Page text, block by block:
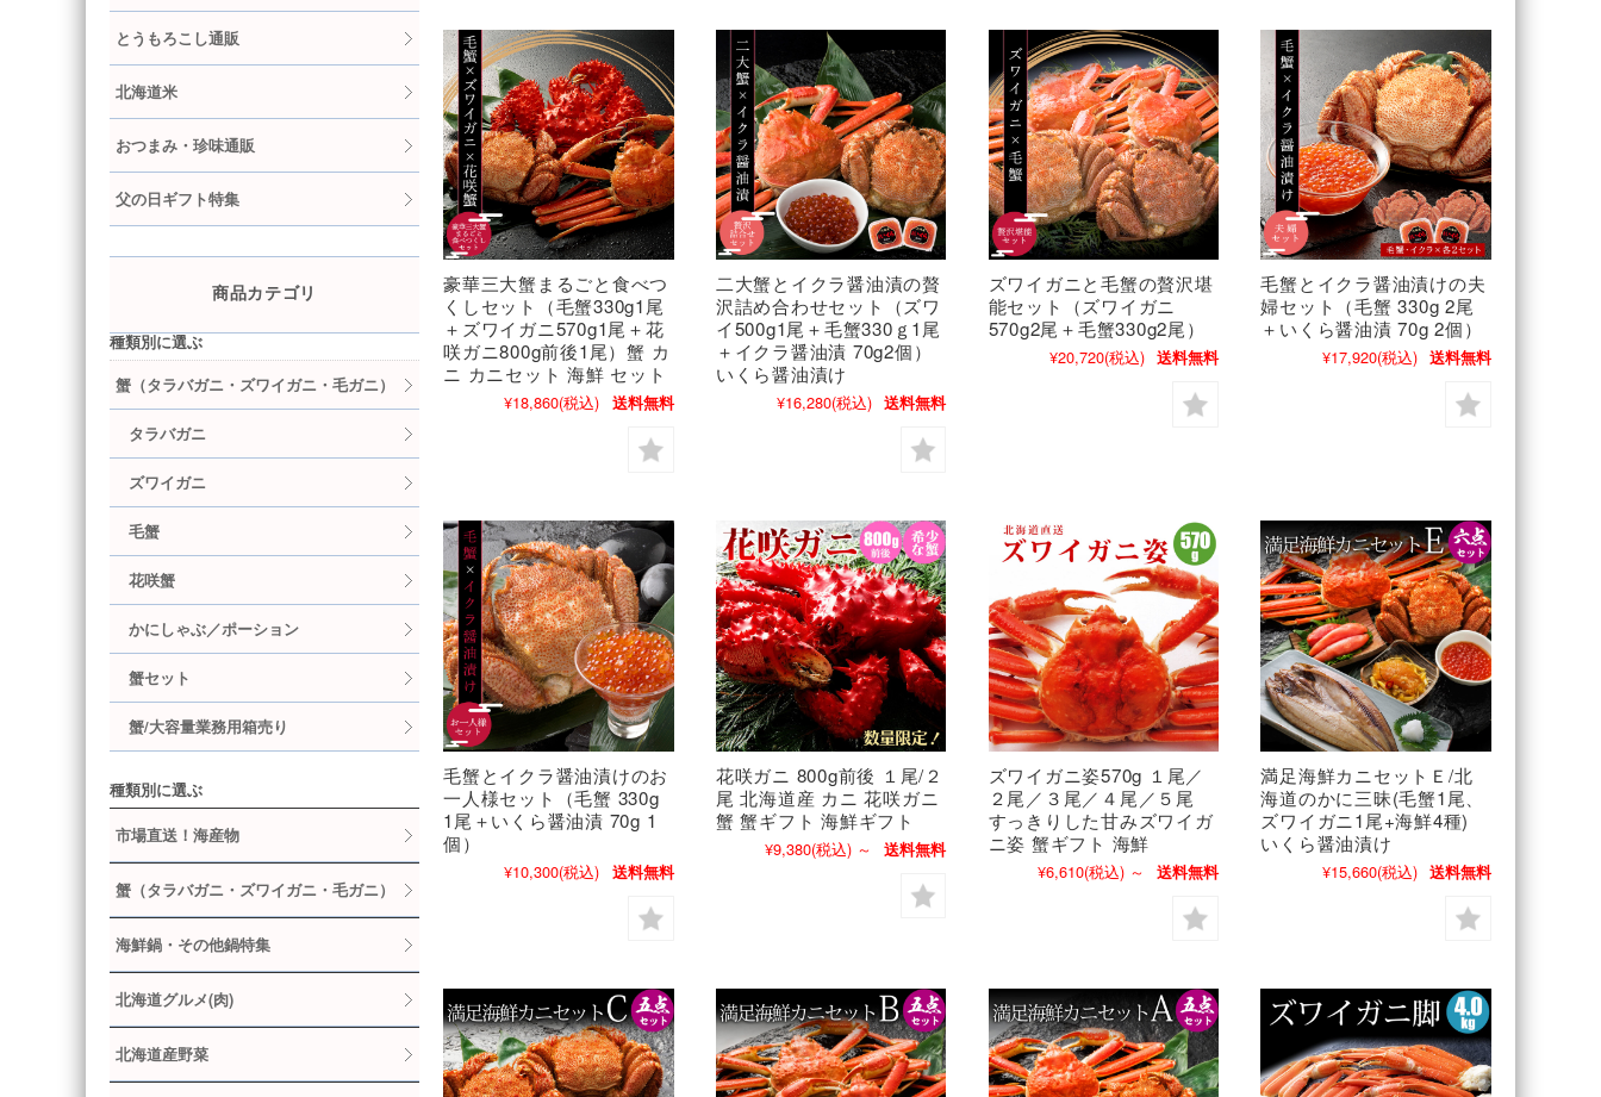
豪華三大蟹まるごと食べつ
くしセット（毛蟹330g1尾
＋ズワイガニ570g1尾＋花
咲ガニ800g前後1尾）蟹 カ
ニ カニセット 海鮮 セット
¥18,860(税込) 送料無料
二大蟹とイクラ醤油漬の贅
沢詰め合わせセット（ズワ
イ500g1尾＋毛蟹330ｇ1尾
＋イクラ醤油漬 70g2個）
いくら醤油漬け
¥16,280(税込) 送料無料
ズワイガニと毛蟹の贅沢堪
能セット（ズワイガニ
570g2尾＋毛蟹330g2尾）
¥20,720(税込) 送料無料
毛蟹とイクラ醤油漬けの夫
婦セット（毛蟹 330g 2尾
＋いくら醤油漬 70g 2個）
¥17,920(税込) 送料無料
毛蟹とイクラ醤油漬けのお
一人様セット（毛蟹 330g
1尾＋いくら醤油漬 70g 1
個）
¥10,300(税込) 送料無料
花咲ガニ 800g前後 １尾/２
尾 北海道産 カニ 花咲ガニ
蟹 蟹ギフト 海鮮ギフト
¥9,380(税込) ～ 送料無料
ズワイガニ姿570g １尾／
２尾／３尾／４尾／５尾
すっきりした甘みズワイガ
ニ姿 蟹ギフト 海鮮
¥6,610(税込) ～ 送料無料
満足海鮮カニセットＥ/北
海道のかに三昧(毛蟹1尾、
ズワイガニ1尾+海鮮4種)
いくら醤油漬け
¥15,660(税込) 送料無料
とうもろこし通販
北海道米
おつまみ・珍味通販
父の日ギフト特集
商品カテゴリ
種類別に選ぶ
蟹（タラバガニ・ズワイガニ・毛ガニ）
タラバガニ
ズワイガニ
毛蟹
花咲蟹
かにしゃぶ／ポーション
蟹セット
蟹/大容量業務用箱売り
種類別に選ぶ
市場直送！海産物
蟹（タラバガニ・ズワイガニ・毛ガニ）
海鮮鍋・その他鍋特集
北海道グルメ(肉)
北海道産野菜